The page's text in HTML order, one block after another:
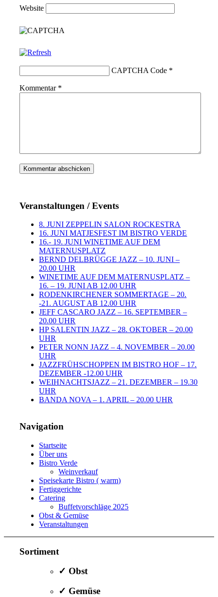
Website
CAPTCHA Code *
Kommentar *
Veranstaltungen / Events
8. JUNI ZEPPELIN SALON ROCKESTRA
16. JUNI MATJESFEST IM BISTRO VERDE
16.- 19. JUNI WINETIME AUF DEM
MATERNUSPLATZ
BERND DELBRÜGGE JAZZ – 10. JUNI –
20.00 UHR
WINETIME AUF DEM MATERNUSPLATZ –
16. – 19. JUNI AB 12.00 UHR
RODENKIRCHENER SOMMERTAGE – 20.
-21. AUGUST AB 12.00 UHR
JEFF CASCARO JAZZ – 16. SEPTEMBER –
20.00 UHR
HP SALENTIN JAZZ – 28. OKTOBER – 20.00
UHR
PETER NONN JAZZ – 4. NOVEMBER – 20.00
UHR
JAZZFRÜHSCHOPPEN IM BISTRO HOF – 17.
DEZEMBER -12.00 UHR
WEIHNACHTSJAZZ – 21. DEZEMBER – 19.30
UHR
BANDA NOVA – 1. APRIL – 20.00 UHR
Navigation
Startseite
Über uns
Bistro Verde
Weinverkauf
Speisekarte Bistro ( warm)
Fertiggerichte
Catering
Buffetvorschläge 2025
Obst & Gemüse
Veranstaltungen
Sortiment
✓ Obst
✓ Gemüse